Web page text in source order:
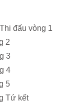
đấu vòng 1
2
3
4
5
Tứ kết